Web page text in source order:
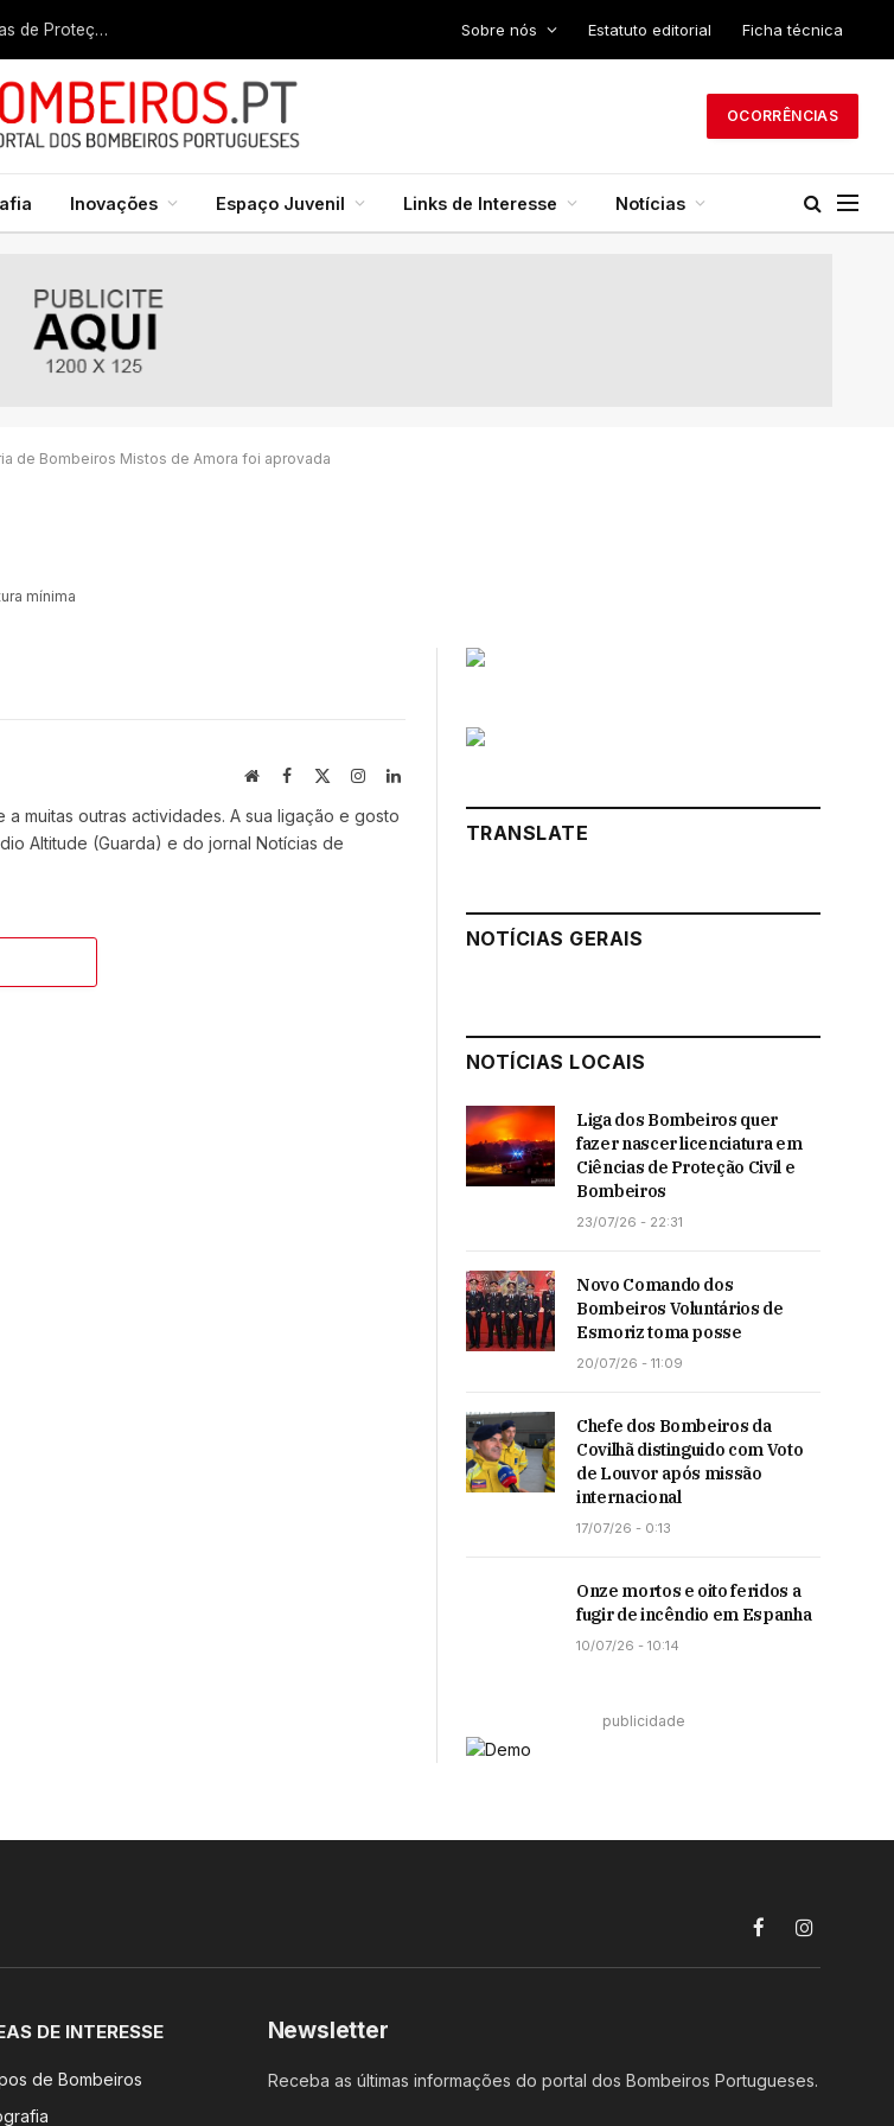
Liga dos Bombeiros quer fazer nascer licenciatura em Ciências de Proteção Civil e Bombeiros Sobre nós Estatuto editorial Ficha técnica
OCORRÊNCIAS
Inovações Espaço Juvenil Links de Interesse Notícias
de Bombeiros Mistos de Amora foi aprovada
mínima
WebsiteFacebook InstagramLinkedIn
muitas outras actividades. A sua ligação e gosto
Altitude (Guarda) e do jornal Notícias de
TRANSLATE
NOTÍCIAS GERAIS
NOTÍCIAS LOCAIS
Liga dos Bombeiros quer
fazer nascer licenciatura em
Ciências de Proteção Civil e
Bombeiros
23/07/26 - 22:31
Novo Comando dos
Bombeiros Voluntários de
Esmoriz toma posse
20/07/26 - 11:09
Chefe dos Bombeiros da
Covilhã distinguido com Voto
de Louvor após missão
internacional
17/07/26 - 0:13
Onze mortos e oito feridos a
fugir de incêndio em Espanha
10/07/26 - 10:14
publicidade
FacebookInstagram
DE INTERESSE
de Bombeiros
Newsletter
Receba as últimas informações do portal dos Bombeiros Portugueses.